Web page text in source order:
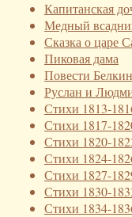
Капитанская
Медный
Сказка о царе
Пиковая дама
Повести
Руслан и
Стихи 1813-
Стихи 1817-
Стихи 1820-
Стихи 1824-
Стихи 1827-
Стихи 1830-
Стихи 1834-